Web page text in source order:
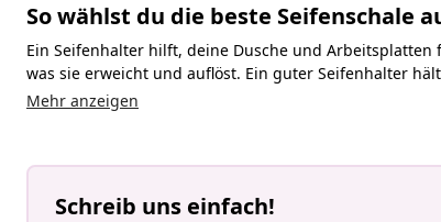
So wählst du die beste Seifenschale
Ein Seifenhalter hilft, deine Dusche und Arbeitsplatten
was sie erweicht und auflöst. Ein guter Seifenhalter hält
Mehr anzeigen
Schreib uns einfach!